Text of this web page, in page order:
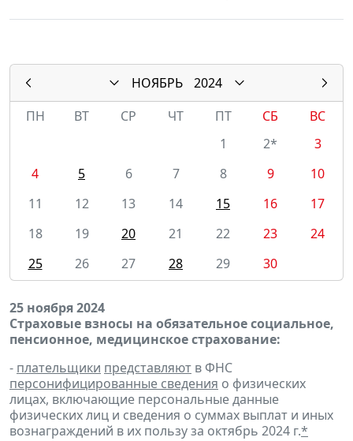
НОЯБРЬ
2024
ПН
ВТ СР ЧТ ПТ СБ
ВС
1
2*
3
4
5 6 7 8 9
10
11
12 13 14 15 16
17
18
19 20 21 22 23
24
25
26 27 28 29 30
25 ноября 2024
Страховые взносы на обязательное социальное,
пенсионное, медицинское страхование:
- плательщики представляют в ФНС
персонифицированные сведения о физических
лицах, включающие персональные данные
физических лиц и сведения о суммах выплат и иных
вознаграждений в их пользу за октябрь 2024 г.*